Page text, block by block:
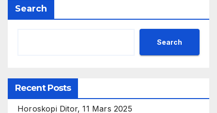
Search
Search
Recent Posts
Horoskopi Ditor, 11 Mars 2025